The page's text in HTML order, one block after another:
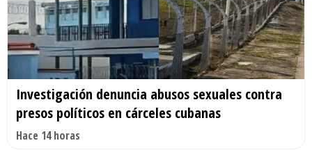
Investigación denuncia abusos sexuales contra
presos políticos en cárceles cubanas
Hace 14 horas